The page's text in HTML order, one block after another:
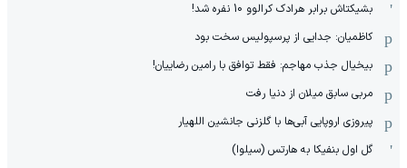
بشیکتاش برابر هرادک کرالوو 10 نفره شد!
کاظمیان: جدایی از پرسپولیس سخت بود
بیخیال جذب مهاجم: فقط توافق با رامین رضاییان!
مربی سابق میلان از دنیا رفت
پیروزی اروپایی آبی‌ها با گلزنی جانشین اللهیار
گل اول بنفیکا به هارتس (سیلوا)